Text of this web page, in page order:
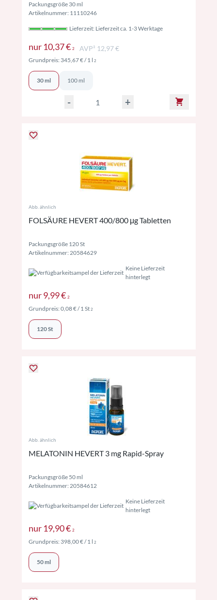
Packungsgröße 30 ml
Artikelnummer: 11110246
Lieferzeit: Lieferzeit ca. 1-3 Werktage
nur 10,37 € 2Preise inkl. MwSt. ggf. zzgl. Versand
AVP² 12,97 €
Grundpreis: 345,67 €/ 1 l 2Preise inkl. MwSt. ggf. zzgl. Versand
30 ml 100 ml
- +
Abb. ähnlich
FOLSÄURE HEVERT 400/800 μg Tabletten
Packungsgröße 120 St
Artikelnummer: 20584629
Keine Lieferzeit
hinterlegt
nur9,99 € 2Preise inkl. MwSt. ggf. zzgl. Versand
Grundpreis:0,08 €/ 1 St 2Preise inkl. MwSt. ggf. zzgl. Versand
120 St
Abb. ähnlich
MELATONIN HEVERT 3 mg Rapid-Spray
Packungsgröße 50 ml
Artikelnummer: 20584612
Keine Lieferzeit
hinterlegt
nur 19,90 € 2Preise inkl. MwSt. ggf. zzgl. Versand
Grundpreis: 398,00 €/ 1 l 2Preise inkl. MwSt. ggf. zzgl. Versand
50 ml